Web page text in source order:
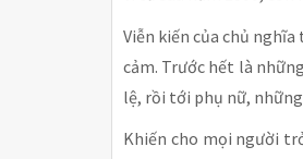
Viễn kiến của chủ
cảm. Trước hết là
lệ, rồi tới phụ nữ,
Khiến cho mọi người